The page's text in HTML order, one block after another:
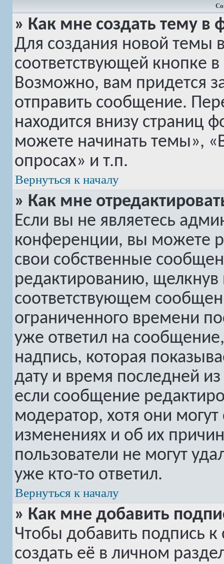
» Как мне создать тему в
Для создания новой темы
соответствующей кнопке
Возможно, вам придется
отправить сообщение.
находится внизу
можете начинать темы»,
опросах» и т.п.
Вернуться к началу
» Как мне
Если вы не являетесь
конференции, вы можете
свои собственные
редактированию,
соответствующем
ограниченного времени
уже ответил на
надпись, которая
дату и время последней
если сообщение
модератор, хотя они
изменениях и об их
пользователи не могут
уже кто-то ответил.
Вернуться к началу
» Как мне добавить
Чтобы добавить подпись
создать её в личном